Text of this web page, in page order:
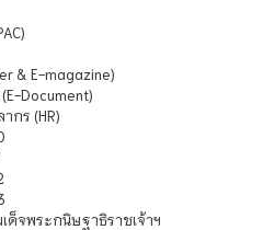
& E-magazine)
Document)
กร (HR)
ด็จพระกนิษฐาธิราชเจ้าฯ